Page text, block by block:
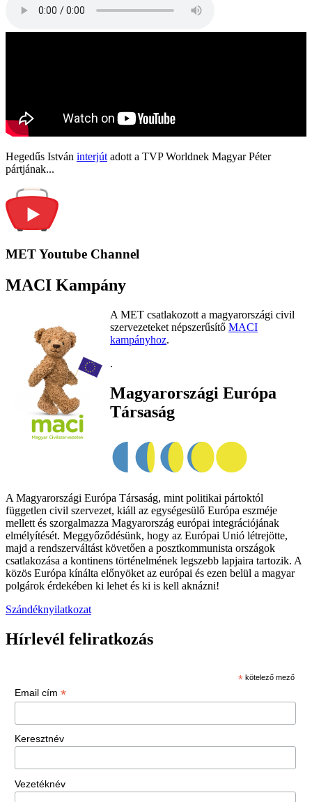
Hegedűs István interjút adott a TVP Worldnek Magyar Péter
pártjának...
MET Youtube Channel
MACI Kampány
A MET csatlakozott a magyarországi civil
szervezeteket népszerűsítő MACI
kampányhoz.
.
Magyarországi Európa
Társaság
A Magyarországi Európa Társaság, mint politikai pártoktól
független civil szervezet, kiáll az egységesülő Európa eszméje
mellett és szorgalmazza Magyarország európai integrációjának
elmélyítését. Meggyőződésünk, hogy az Európai Unió létrejötte,
majd a rendszerváltást követően a posztkommunista országok
csatlakozása a kontinens történelmének legszebb lapjaira tartozik. A
közös Európa kínálta előnyöket az európai és ezen belül a magyar
polgárok érdekében ki lehet és ki is kell aknázni!
Szándéknyilatkozat
Hírlevél feliratkozás
* kötelező mező
Email cím *
Keresztnév
Vezetéknév